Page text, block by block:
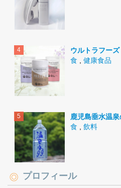
ウルトラフー
食
健康食品
鹿児島垂水温
食
飲料
プロフィール